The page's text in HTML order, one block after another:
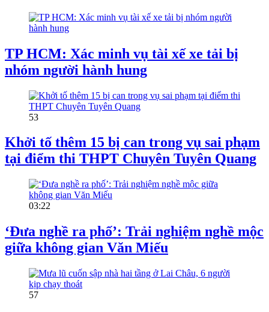
TP HCM: Xác minh vụ tài xế xe tải bị
nhóm người hành hung
53
Khởi tố thêm 15 bị can trong vụ sai phạm
tại điểm thi THPT Chuyên Tuyên Quang
03:22
‘Đưa nghề ra phố’: Trải nghiệm nghề mộc
giữa không gian Văn Miếu
57